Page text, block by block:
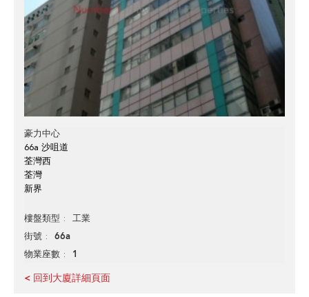
豪力中心
66a 沙咀道
荃灣西
荃灣
新界
樓盤類型 工業
街號 66a
物業座數 1
< 回到大廈詳細頁面